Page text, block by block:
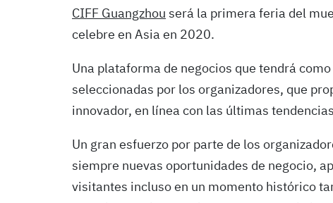
CIFF Guangzhou será la primera feria del
celebre en Asia en 2020.
Una plataforma de negocios que tendrá
seleccionadas por los organizadores, que
innovador, en línea con las últimas
Un gran esfuerzo por parte de los
siempre nuevas oportunidades de negocio,
visitantes incluso en un momento histórico